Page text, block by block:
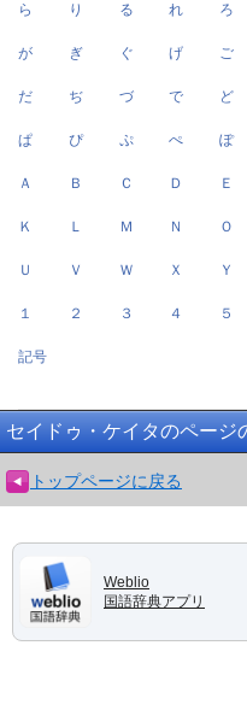
ら り る れ ろ
が ぎ ぐ げ ご
だ ぢ づ で ど
ぱ ぴ ぷ ぺ ぽ
Ａ Ｂ Ｃ Ｄ Ｅ
Ｋ Ｌ Ｍ Ｎ Ｏ
Ｕ Ｖ Ｗ Ｘ Ｙ
１ ２ ３ ４ ５
記号
セイドゥ・ケイタのページ
トップページに戻る
Weblio
国語辞典アプリ